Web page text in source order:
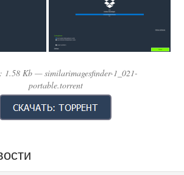
1.58 Kb— similarimagesfinder-1_021-
portable.torrent